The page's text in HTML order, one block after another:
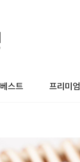
베스트 프리미엄